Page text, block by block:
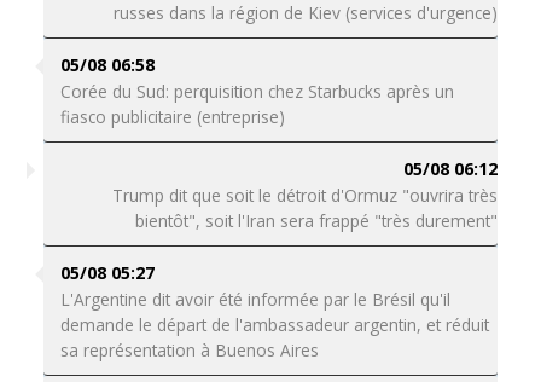
russes dans la région de Kiev (services d'urgence)
05/08 06:58
Corée du Sud: perquisition chez Starbucks après un
fiasco publicitaire (entreprise)
05/08 06:12
Trump dit que soit le détroit d'Ormuz "ouvrira très
bientôt", soit l'Iran sera frappé "très durement"
05/08 05:27
L'Argentine dit avoir été informée par le Brésil qu'il
demande le départ de l'ambassadeur argentin, et réduit
sa représentation à Buenos Aires